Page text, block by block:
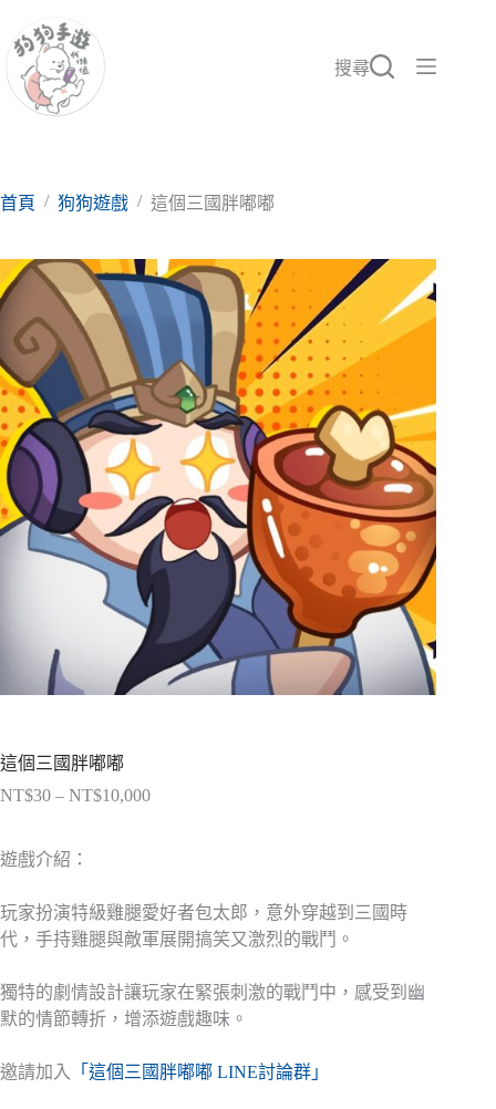
至
要
搜尋
首頁 / 狗狗遊戲 / 這個三國胖嘟嘟
這個三國胖嘟嘟
NT$30 – NT$10,000價
NT$30
到
NT$10,000
遊戲介紹：
玩家扮演特級雞腿愛好者包太郎，意外穿越到三國時
代，手持雞腿與敵軍展開搞笑又激烈的戰鬥。
獨特的劇情設計讓玩家在緊張刺激的戰鬥中，感受到幽
默的情節轉折，增添遊戲趣味。
邀請加入 「這個三國胖嘟嘟 LINE討論群」